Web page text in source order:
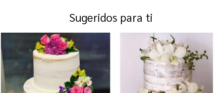
Sugeridos para ti